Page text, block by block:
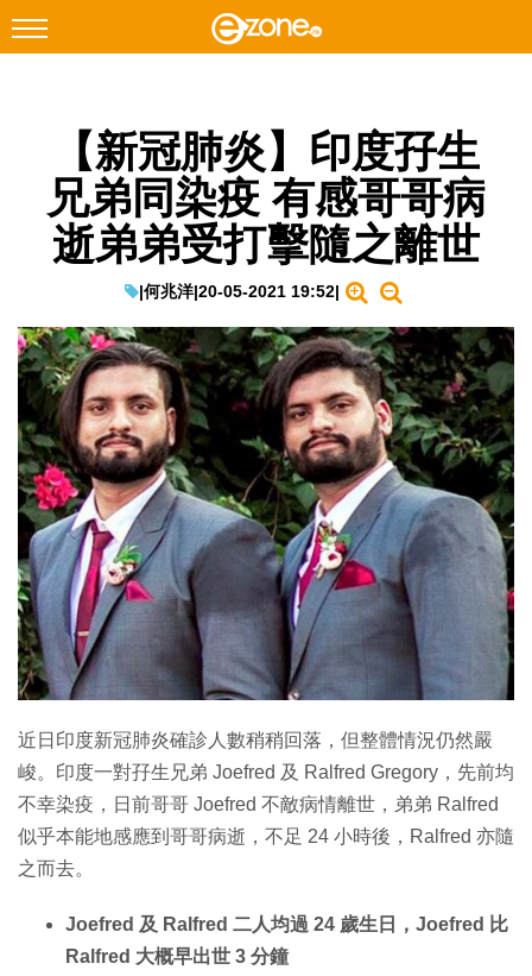
Facebook Instagram
科技焦點
網絡生活
教學評測
EduTech
IT Times
生成式AI與雲端應用
Enterprise Digital Transformation
特集
【新冠肺炎】印度孖生
兄弟同染疫 有感哥哥病
逝弟弟受打擊隨之離世
|何兆洋|20-05-2021 19:52|
近日印度新冠肺炎確診人數稍稍回落，但整體情況仍然嚴
峻。印度一對孖生兄弟 Joefred 及 Ralfred Gregory，先前均
不幸染疫，日前哥哥 Joefred 不敵病情離世，弟弟 Ralfred
似乎本能地感應到哥哥病逝，不足 24 小時後，Ralfred 亦隨
之而去。
Joefred 及 Ralfred 二人均過 24 歲生日，Joefred 比
Ralfred 大概早出世 3 分鐘